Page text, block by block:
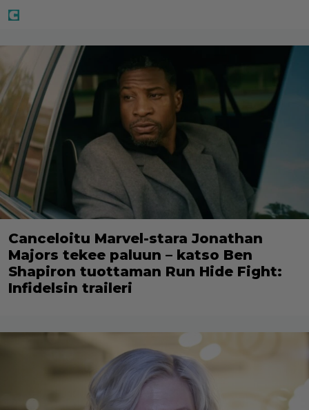
Canceloitu Marvel-stara Jonathan
Majors tekee paluun – katso Ben
Shapiron tuottaman Run Hide Fight:
Infidelsin traileri